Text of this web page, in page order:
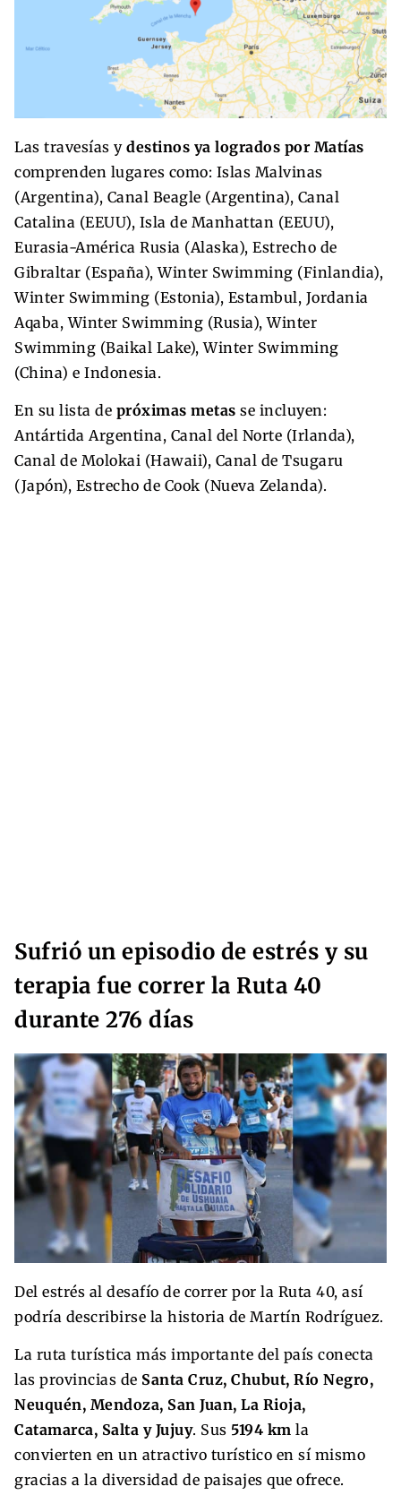
Las travesías y destinos ya logrados por Matías
comprenden lugares como: Islas Malvinas
(Argentina), Canal Beagle (Argentina), Canal
Catalina (EEUU), Isla de Manhattan (EEUU),
Eurasia-América Rusia (Alaska), Estrecho de
Gibraltar (España), Winter Swimming (Finlandia),
Winter Swimming (Estonia), Estambul, Jordania
Aqaba, Winter Swimming (Rusia), Winter
Swimming (Baikal Lake), Winter Swimming
(China) e Indonesia.
En su lista de próximas metas se incluyen:
Antártida Argentina, Canal del Norte (Irlanda),
Canal de Molokai (Hawaii), Canal de Tsugaru
(Japón), Estrecho de Cook (Nueva Zelanda).
Sufrió un episodio de estrés y su
terapia fue correr la Ruta 40
durante 276 días
Del estrés al desafío de correr por la Ruta 40, así
podría describirse la historia de Martín Rodríguez.
La ruta turística más importante del país conecta
las provincias de Santa Cruz, Chubut, Río Negro,
Neuquén, Mendoza, San Juan, La Rioja,
Catamarca, Salta y Jujuy. Sus 5194 km la
convierten en un atractivo turístico en sí mismo
gracias a la diversidad de paisajes que ofrece.